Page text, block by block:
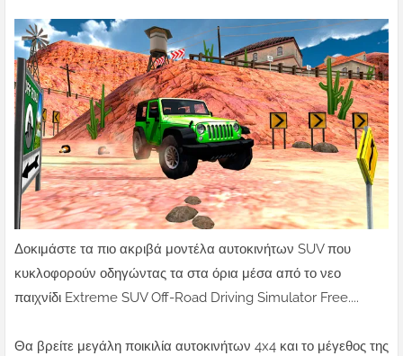
Δοκιμάστε τα πιο ακριβά μοντέλα αυτοκινήτων SUV που
κυκλοφορούν οδηγώντας τα στα όρια μέσα από το νεο
παιχνίδι Extreme SUV Off-Road Driving Simulator Free....
Θα βρείτε μεγάλη ποικιλία αυτοκινήτων 4x4 και το μέγεθος της